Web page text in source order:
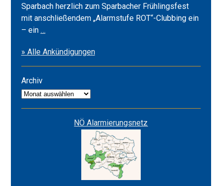
Sparbach herzlich zum Sparbacher Frühlingsfest
mit anschließendem „Alarmstufe ROT“-Clubbing ein
– ein …
&
Alarmstufe
» Alle Ankündigungen
Archiv
Archiv
NÖ Alarmierungsnetz